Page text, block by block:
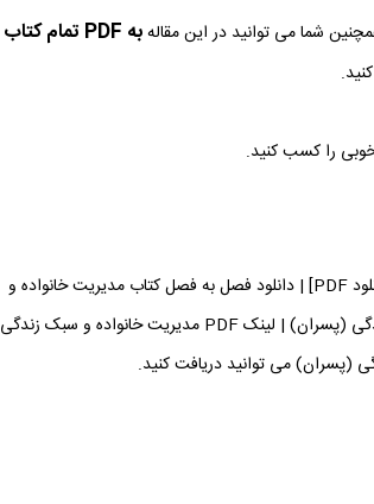
شما می توانید در این مقاله
به PDF تمام کتاب
را کسب کنید.
دانلود فایل PDF کتاب مدیریت خانواده و سبک زندگی (پسران) پایه دوازدهم رشته معارف [دانلود PDF] | دانلود فصل به فصل کتاب مدیریت خانواده و
سبک زندگی (پسران) پایه دوازدهم رشته معارف | لینک دانلود کتاب مدیریت خانواده و سبک زندگی (پسران) | لینک PDF مدیریت خانواده و سبک زندگی